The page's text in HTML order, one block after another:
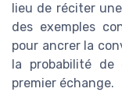
lieu de réciter
des exemples
pour ancrer la
la probabilité de
premier échange.